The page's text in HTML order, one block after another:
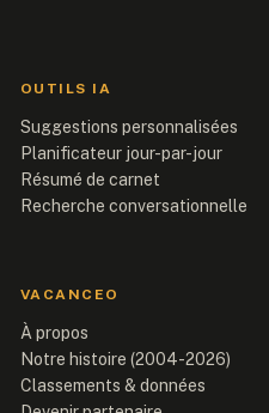
OUTILS IA
Suggestions personnalisées
Planificateur jour-par-jour
Résumé de carnet
Recherche conversationnelle
VACANCEO
À propos
Notre histoire (2004-2026)
Classements & données